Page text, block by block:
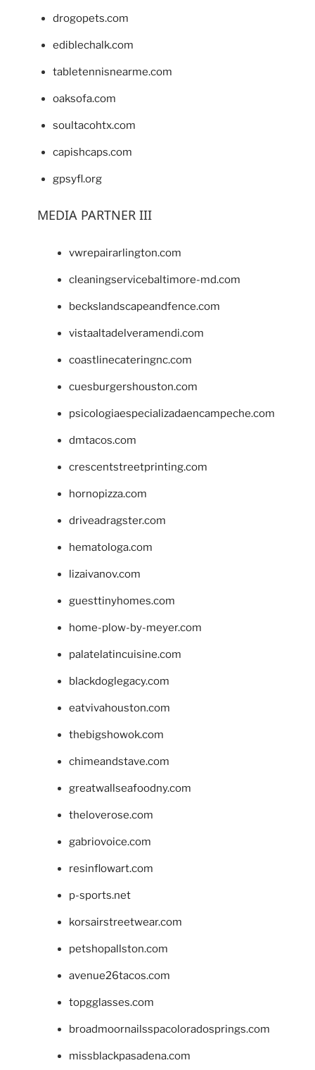
drogopets.com
ediblechalk.com
tabletennisnearme.com
oaksofa.com
soultacohtx.com
capishcaps.com
gpsyfl.org
MEDIA PARTNER III
vwrepairarlington.com
cleaningservicebaltimore-md.com
beckslandscapeandfence.com
vistaaltadelveramendi.com
coastlinecateringnc.com
cuesburgershouston.com
psicologiaespecializadaencampeche.com
dmtacos.com
crescentstreetprinting.com
hornopizza.com
driveadragster.com
hematologa.com
lizaivanov.com
guesttinyhomes.com
home-plow-by-meyer.com
palatelatincuisine.com
blackdoglegacy.com
eatvivahouston.com
thebigshowok.com
chimeandstave.com
greatwallseafoodny.com
theloverose.com
gabriovoice.com
resinflowart.com
p-sports.net
korsairstreetwear.com
petshopallston.com
avenue26tacos.com
topgglasses.com
broadmoornailsspacoloradosprings.com
missblackpasadena.com